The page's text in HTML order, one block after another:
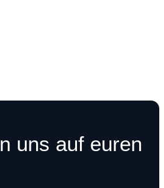
uns auf euren